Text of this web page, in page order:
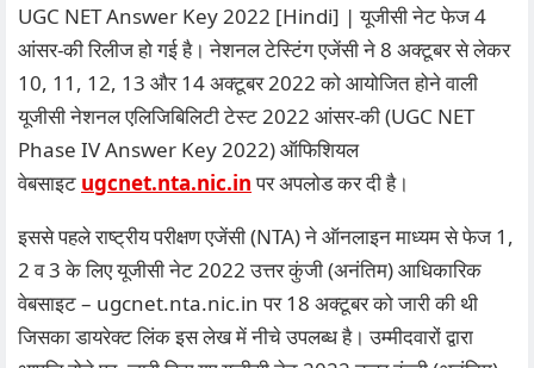
UGC NET Answer Key 2022 [Hindi] | यूजीसी नेट फेज 4
आंसर-की रिलीज हो गई है। नेशनल टेस्टिंग एजेंसी ने 8 अक्टूबर से लेकर
10, 11, 12, 13 और 14 अक्टूबर 2022 को आयोजित होने वाली
यूजीसी नेशनल एलिजिबिलिटी टेस्ट 2022 आंसर-की (UGC NET
Phase IV Answer Key 2022) ऑफिशियल
वेबसाइट ugcnet.nta.nic.inपर अपलोड कर दी है।
इससे पहले राष्ट्रीय परीक्षण एजेंसी (NTA) ने ऑनलाइन माध्यम से फेज 1,
2 व 3 के लिए यूजीसी नेट 2022 उत्तर कुंजी (अनंतिम) आधिकारिक
वेबसाइट – ugcnet.nta.nic.in पर 18 अक्टूबर को जारी की थी
जिसका डायरेक्ट लिंक इस लेख में नीचे उपलब्ध है। उम्मीदवारों द्वारा